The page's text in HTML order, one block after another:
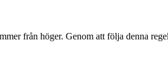
från höger. Genom att följa denna